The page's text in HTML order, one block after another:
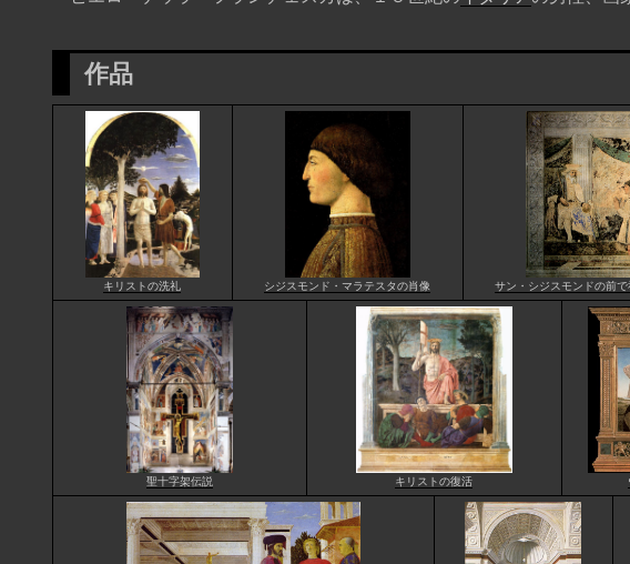
作品
キリストの洗礼 シジスモンド・マラテスタの肖像 サン・シジスモンドの前
聖十字架伝説 キリストの復活